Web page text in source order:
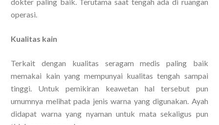
operasi.
Kualitas kain
Terkait dengan kualitas seragam medis paling baik
memakai kain yang mempunyai kualitas tengah sampai
tinggi. Untuk pemikiran keawetan hal tersebut pun
umumnya melihat pada jenis warna yang digunakan. Ayah
didapat warna yang nyaman untuk mata sekaligus pun